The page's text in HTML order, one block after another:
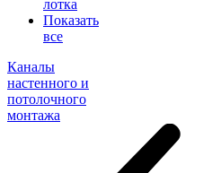
лотка
Показать
все
Каналы
настенного и
потолочного
монтажа